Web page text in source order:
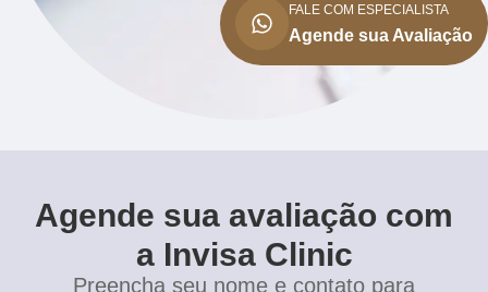
FALE COM ESPECIALISTA
Agende sua Avaliação
Agende sua avaliação com
a Invisa Clinic
Preencha seu nome e contato para